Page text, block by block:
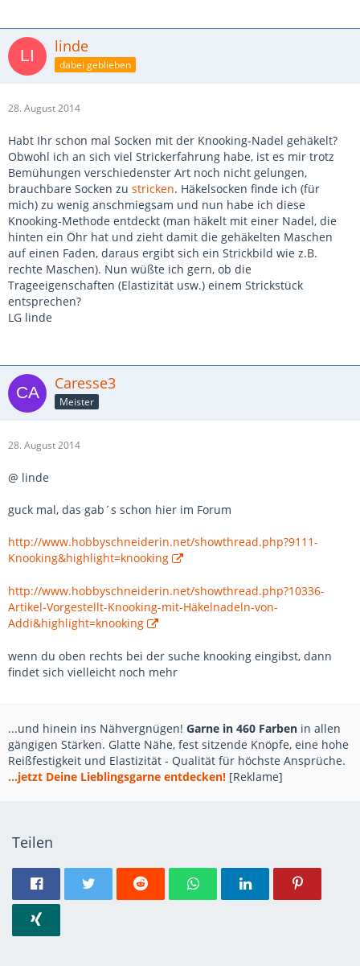
linde
dabei geblieben
28. August 2014
Habt Ihr schon mal Socken mit der Knooking-Nadel gehäkelt?
Obwohl ich an sich viel Strickerfahrung habe, ist es mir trotz
Bemühungen verschiedenster Art noch nicht gelungen,
brauchbare Socken zu stricken. Häkelsocken finde ich (für
mich) zu wenig anschmiegsam und nun habe ich diese
Knooking-Methode entdeckt (man häkelt mit einer Nadel, die
hinten ein Öhr hat und zieht damit die gehäkelten Maschen
auf einen Faden, daraus ergibt sich ein Strickbild wie z.B.
rechte Maschen). Nun wüßte ich gern, ob die
Trageeigenschaften (Elastizität usw.) einem Strickstück
entsprechen?
LG linde
Caresse3
Meister
28. August 2014
@ linde
guck mal, das gab´s schon hier im Forum
http://www.hobbyschneiderin.net/showthread.php?9111-
Knooking&highlight=knooking
http://www.hobbyschneiderin.net/showthread.php?10336-
Artikel-Vorgestellt-Knooking-mit-Häkelnadeln-von-
Addi&highlight=knooking
wenn du oben rechts bei der suche knooking eingibst, dann
findet sich vielleicht noch mehr
...und hinein ins Nähvergnügen! Garne in 460 Farben in allen
gängigen Stärken. Glatte Nähe, fest sitzende Knöpfe, eine hohe
Reißfestigkeit und Elastizität - Qualität für höchste Ansprüche.
...jetzt Deine Lieblingsgarne entdecken! [Reklame]
Teilen